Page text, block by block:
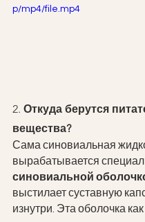
p/mp4/file.mp4
2. Откуда берутся
вещества?
Сама синовиальная
вырабатывается
синовиальной
выстилает суставную
изнутри. Эта оболочка как